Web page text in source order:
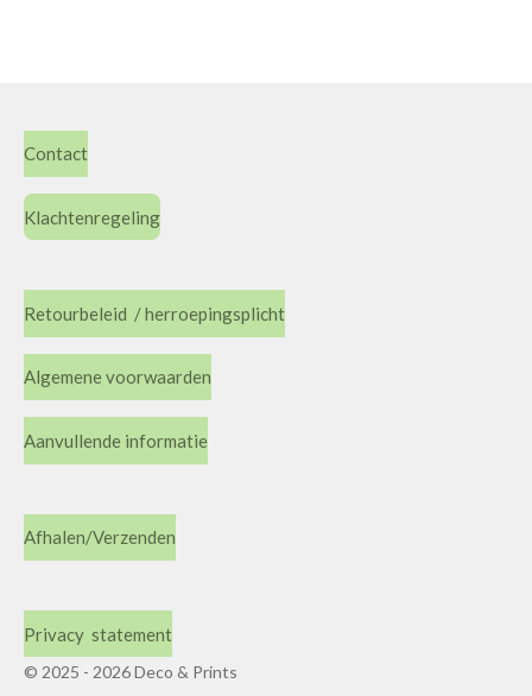
Contact
Klachtenregeling
Retourbeleid / herroepingsplicht
Algemene voorwaarden
Aanvullende informatie
Afhalen/Verzenden
Privacy statement
© 2025 - 2026 Deco & Prints